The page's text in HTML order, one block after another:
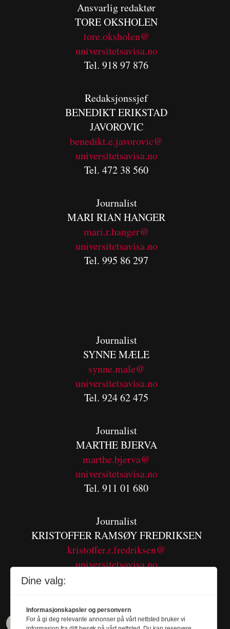
Ansvarlig redaktør
TORE OKSHOLEN
tore.oksholen@
universitetsavisa.no
Tel. 918 97 876
Redaksjonssjef
BENEDIKTERIKSTAD
JAVOROVIC
benedikt.e.javorovic@
universitetsavisa.no
Tel. 472 38 560
Journalist
MARI RIAN HANGER
mari.r.hanger@
universitetsavisa.no
Tel. 995 86 297
Journalist
SYNNE MÆLE
synne.male@
universitetsavisa.no
Tel. 924 62 475
Journalist
MARTHE BJERVA
marthe.bjerva@
universitetsavisa.no
Tel. 911 01 680
Journalist
KRISTOFFER RAMSØY FREDRIKSEN
kristoffer.r.fredriksen@
universitetsavisa.no
Dine valg:
Informasjonskapsler og personvern
For å gi deg relevante annonser på vårt nettsted bruker vi